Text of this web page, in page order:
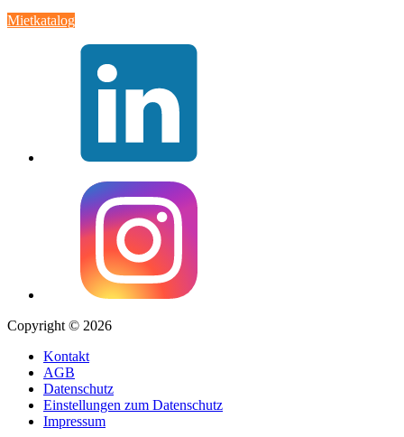
Mietkatalog
Copyright © 2026
Kontakt
AGB
Datenschutz
Einstellungen zum Datenschutz
Impressum